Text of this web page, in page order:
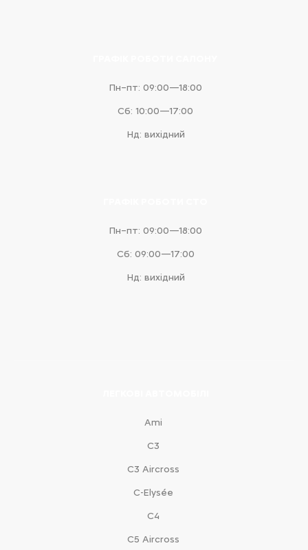
Пн–пт: 09:00—18:00
Сб: 10:00—17:00
Нд: вихідний
Пн–пт: 09:00—18:00
Сб: 09:00—17:00
Нд: вихідний
Ami
С3
С3 Aircross
C-Elysée
С4
С5 Aircross